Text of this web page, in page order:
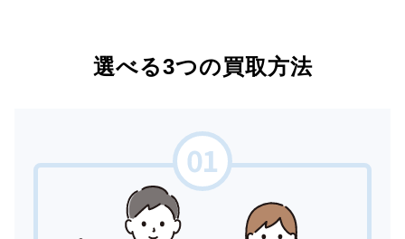
選べる3つの買取方法